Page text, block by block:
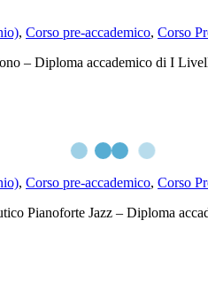
, Corso pre-accademico, Corso
– Diploma accademico di I
, Corso pre-accademico, Corso
Pianoforte Jazz – Diploma